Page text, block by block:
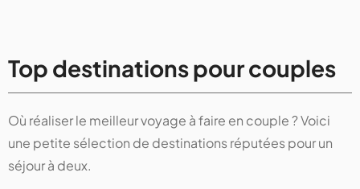
Top destinations pour couples
Où réaliser le meilleur voyage à faire en couple ? Voici
une petite sélection de destinations réputées pour un
séjour à deux.